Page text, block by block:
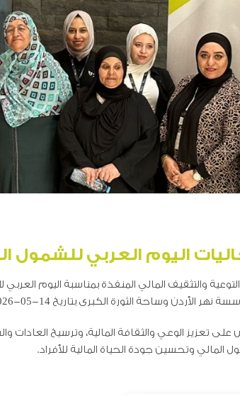
اليوم العربي للشمول
الأردن وساحة الثورة الكبرى بتاريخ 14-05-2026.
الوعي والثقافة المالية، وترسيخ العادات
وتحسين جودة الحياة المالية للأفراد.